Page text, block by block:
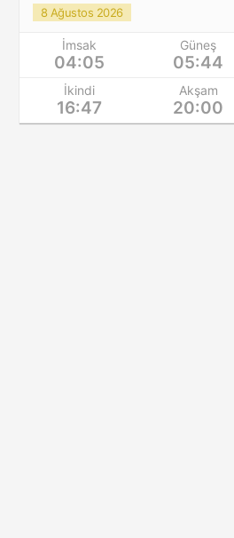
8 Ağustos 2026
İmsak
04:05
Güneş
05:44
İkindi
16:47
Akşam
20:00